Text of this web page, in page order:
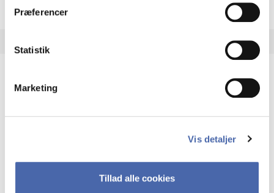
Præferencer
Statistik
Marketing
Vis detaljer
Tillad alle cookies
HA(it.) - erhvervs­økonomi og informations­
virksomheders muligheder og udfordringer inden